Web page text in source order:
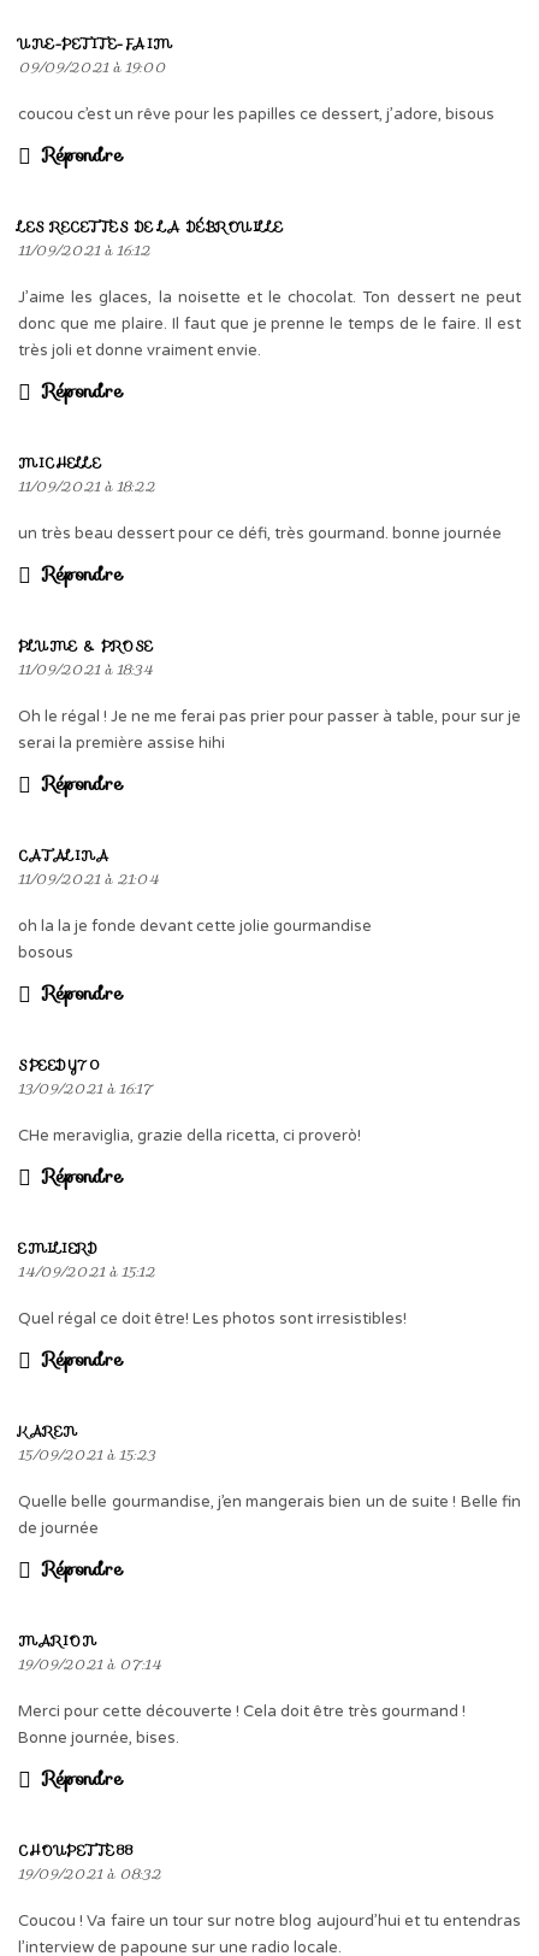
UNE-PETITE-FAIM
09/09/2021 à 19:00
coucou c’est un rêve pour les papilles ce dessert, j’adore, bisous
Répondre
LES RECETTES DE LA DÉBROUILLE
11/09/2021 à 16:12
J’aime les glaces, la noisette et le chocolat. Ton dessert ne peut
donc que me plaire. Il faut que je prenne le temps de le faire. Il est
très joli et donne vraiment envie.
Répondre
MICHELLE
11/09/2021 à 18:22
un très beau dessert pour ce défi, très gourmand. bonne journée
Répondre
PLUME & PROSE
11/09/2021 à 18:34
Oh le régal ! Je ne me ferai pas prier pour passer à table, pour sur je
serai la première assise hihi
Répondre
CATALINA
11/09/2021 à 21:04
oh la la je fonde devant cette jolie gourmandise
bosous
Répondre
SPEEDY70
13/09/2021 à 16:17
CHe meraviglia, grazie della ricetta, ci proverò!
Répondre
EMILIERD
14/09/2021 à 15:12
Quel régal ce doit être! Les photos sont irresistibles!
Répondre
KAREN
15/09/2021 à 15:23
Quelle belle gourmandise, j’en mangerais bien un de suite ! Belle fin
de journée
Répondre
MARION
19/09/2021 à 07:14
Merci pour cette découverte ! Cela doit être très gourmand !
Bonne journée, bises.
Répondre
CHOUPETTE88
19/09/2021 à 08:32
Coucou ! Va faire un tour sur notre blog aujourd’hui et tu entendras
l’interview de papoune sur une radio locale.